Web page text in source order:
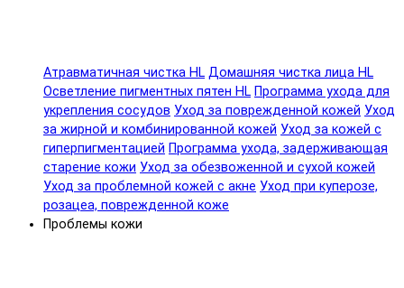
Атравматичная чистка HL Домашняя чистка лица HL
Осветление пигментных пятен HL Программа ухода для
укрепления сосудов Уход за поврежденной кожей Уход
за жирной и комбинированной кожей Уход за кожей с
гиперпигментацией Программа ухода, задерживающая
старение кожи Уход за обезвоженной и сухой кожей
Уход за проблемной кожей с акне Уход при куперозе,
розацеа, поврежденной коже
Проблемы кожи